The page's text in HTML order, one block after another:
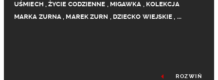
UŚMIECH ,ŻYCIE CODZIENNE , MIGAWKA , KOLEKCJA
MARKA ZURNA , MAREK ZURN , DZIECKO WIEJSKIE , ...
ROZWIŃ